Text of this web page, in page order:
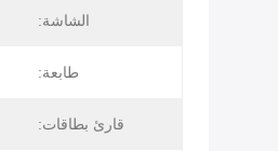
الشاشة:
طابعة:
قارئ بطاقات: